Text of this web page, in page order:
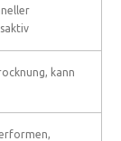
kann